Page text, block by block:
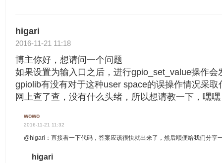
higari
2016-11-21 11:18
博主你好，想请问一个问题
如果设置为输入口之后，进行gpio_set_value操作会
gpiolib有没有对于这种user space的误操作情况采取
网上查了查，没有什么头绪，所以想请教一下，嘿嘿
wowo
2016-11-21 11:32
@higari：直接看一下代码，答案应该很快就出来了，然后顺便给我们分享
higari